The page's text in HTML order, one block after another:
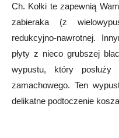
Ch. Kołki te zapewnią
zabieraka (z
redukcyjno-nawrotnej.
płyty z nieco grubszej
wypustu, który posłuży
zamachowego. Ten
delikatne podtoczenie